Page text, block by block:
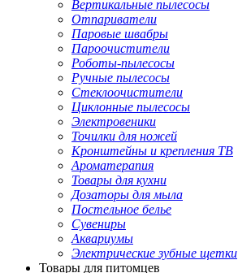
Вертикальные пылесосы
Отпариватели
Паровые швабры
Пароочистители
Роботы-пылесосы
Ручные пылесосы
Стеклоочистители
Циклонные пылесосы
Электровеники
Точилки для ножей
Кронштейны и крепления ТВ
Ароматерапия
Товары для кухни
Дозаторы для мыла
Постельное белье
Сувениры
Аквариумы
Электрические зубные щетки
Товары для питомцев